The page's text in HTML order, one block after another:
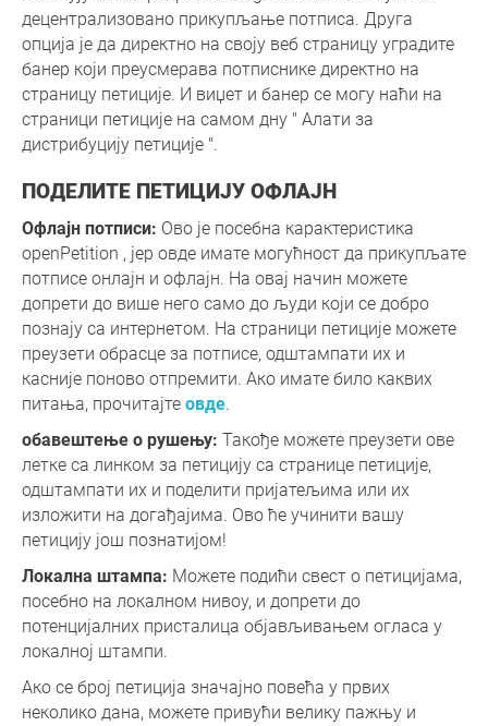
децентрализовано прикупљање потписа. Друга
опција је да директно на своју веб страницу уградите
банер који преусмерава потписнике директно на
страницу петиције. И виџет и банер се могу наћи на
страници петиције на самом дну " Алати за
дистрибуцију петиције ".
ПОДЕЛИТЕ ПЕТИЦИЈУ ОФЛАЈН
Офлајн потписи: Ово је посебна карактеристика
openPetition , јер овде имате могућност да прикупљате
потписе онлајн и офлајн. На овај начин можете
допрети до више него само до људи који се добро
познају са интернетом. На страници петиције можете
преузети обрасце за потписе, одштампати их и
касније поново отпремити. Ако имате било каквих
питања, прочитајте овде.
обавештење о рушењу: Такође можете преузети ове
летке са линком за петицију са странице петиције,
одштампати их и поделити пријатељима или их
изложити на догађајима. Ово ће учинити вашу
петицију још познатијом!
Локална штампа: Можете подићи свест о петицијама,
посебно на локалном нивоу, и допрети до
потенцијалних присталица објављивањем огласа у
локалној штампи.
Ако се број петиција значајно повећа у првих
неколико дана, можете привући велику пажњу и